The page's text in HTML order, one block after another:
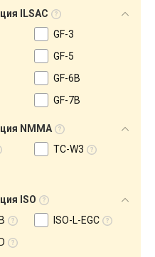
ILSAC
GF-3
GF-5
GF-6B
GF-7B
NMMA
TC-W3
ISO
ISO-L-EGC